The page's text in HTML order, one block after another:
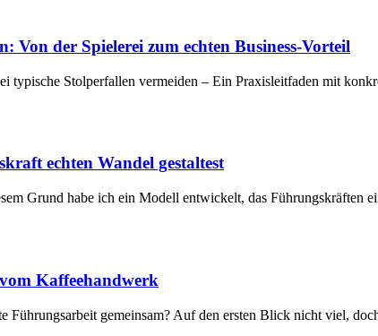
der Spielerei zum echten Business-Vorteil
typische Stolperfallen vermeiden – Ein Praxisleitfaden mit
echten Wandel gestaltest
Grund habe ich ein Modell entwickelt, das Führungskräften
Kaffeehandwerk
Führungsarbeit gemeinsam? Auf den ersten Blick nicht viel,